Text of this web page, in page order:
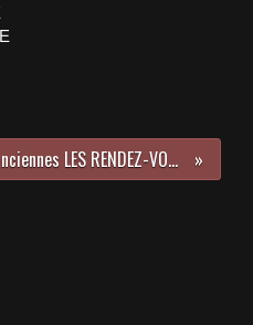
Voitures anciennes LES RENDEZ-VOUS DE LA REINE en Camargue - CHAMPIONNAT de FRANCE de BARBECUE 2016